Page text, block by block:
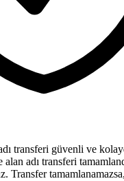
transferi güvenli ve
adı transferi
Transfer